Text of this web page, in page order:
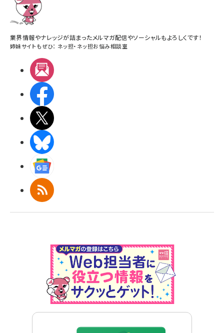
業界情報やナレッジが詰まったメルマガ配信やソーシャルもよろしくです！
姉妹サイトもぜひ： ネッ担・ ネッ担お悩み相談室
RSS